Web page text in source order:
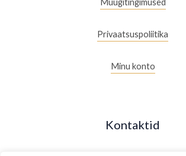
Müügitingimused
Privaatsuspoliitika
Minu konto
Kontaktid